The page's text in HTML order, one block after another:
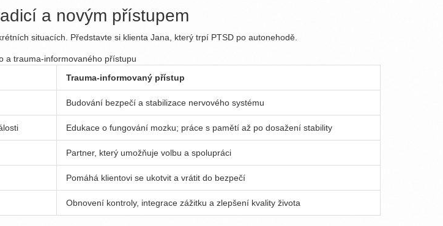
a novým přístupem
situacích. Představte si klienta Jana, který trpí PTSD po autonehodě.
a trauma-informovaného přístupu
Trauma-informovaný přístup
Budování bezpečí a stabilizace nervového systému
Edukace o fungování mozku; práce s pamětí až po dosažení stability
Partner, který umožňuje volbu a spolupráci
Pomáhá klientovi se ukotvit a vrátit do bezpečí
Obnovení kontroly, integrace zážitku a zlepšení kvality života